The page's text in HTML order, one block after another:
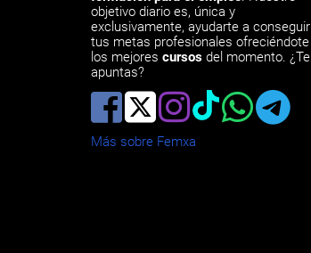
objetivo diario es, única y
exclusivamente, ayudarte a conseguir
tus metas profesionales ofreciéndote
los mejores cursos del momento. ¿Te
apuntas?
Más sobre Femxa